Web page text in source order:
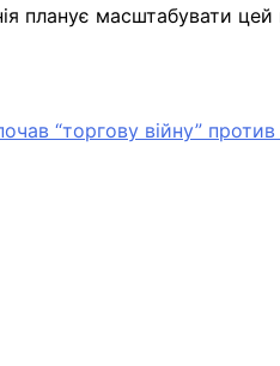
планує масштабувати цей
“торгову війну”